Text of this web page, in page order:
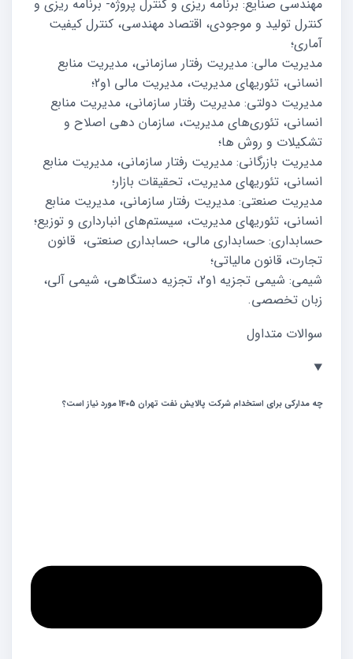
مهندسی صنایع: برنامه ریزی و کنترل پروژه- برنامه ریزی و
کنترل تولید و موجودی، اقتصاد مهندسی، کنترل کیفیت
آماری؛
مدیریت مالی: مدیریت رفتار سازمانی، مدیریت منابع
انسانی، تئوریهای مدیریت، مدیریت مالی 1و2؛
مدیریت دولتی: مدیریت رفتار سازمانی، مدیریت منابع
انسانی، تئوری‌های مدیریت، سازمان دهی اصلاح و
تشکیلات و روش ها؛
مدیریت بازرگانی: مدیریت رفتار سازمانی، مدیریت منابع
انسانی، تئوریهای مدیریت، تحقیقات بازار؛
مدیریت صنعتی: مدیریت رفتار سازمانی، مدیریت منابع
انسانی، تئوریهای مدیریت، سیستم‌های انبارداری و توزیع؛
حسابداری: حسابداری مالی، حسابداری صنعتی، قانون
تجارت، قانون مالیاتی؛
شیمی: شیمی تجزیه 1و2، تجزیه دستگاهی، شیمی آلی،
زبان تخصصی.
سوالات متداول
چه مدارکی برای استخدام شرکت پالایش نفت تهران 1405 مورد نیاز است؟